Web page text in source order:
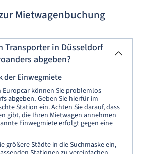
Mietwagenbuchung
Transporter in Düsseldorf
abgeben?
der Einwegmiete
Europcar können Sie problemlos
abgeben. Geben Sie hierfür im
Station ein. Achten Sie darauf, dass
gibt, die Ihren Mietwagen annehmen
Einwegmiete erfolgt gegen eine
größere Städte in die Suchmaske ein,